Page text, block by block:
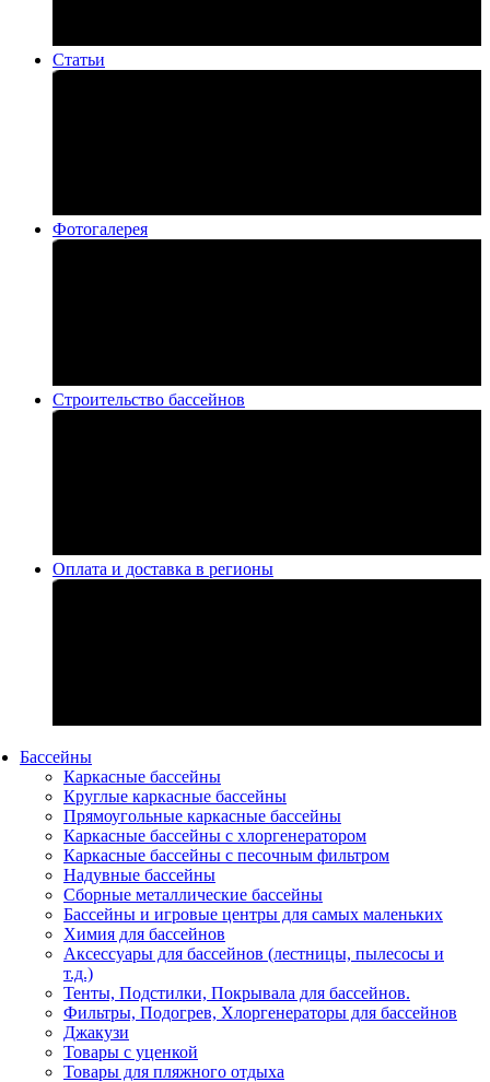
Статьи
Фотогалерея
Строительство бассейнов
Оплата и доставка в регионы
Бассейны
Каркасные бассейны
Круглые каркасные бассейны
Прямоугольные каркасные бассейны
Каркасные бассейны с хлоргенератором
Каркасные бассейны с песочным фильтром
Надувные бассейны
Сборные металлические бассейны
Бассейны и игровые центры для самых маленьких
Химия для бассейнов
Аксессуары для бассейнов (лестницы, пылесосы и
т.д.)
Тенты, Подстилки, Покрывала для бассейнов.
Фильтры, Подогрев, Хлоргенераторы для бассейнов
Джакузи
Товары с уценкой
Товары для пляжного отдыха